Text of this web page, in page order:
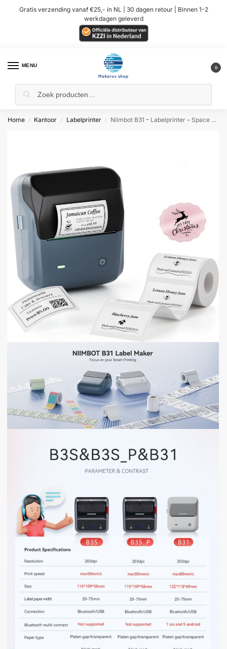
Gratis verzending vanaf €25,- in NL | 30 dagen retour | Binnen 1-2
werkdagen geleverd
MENU 0
Home / Kantoor / Labelprinter / Niimbot B31 – Labelprinter – Space Blue – Bluetooth-multi-verbinding